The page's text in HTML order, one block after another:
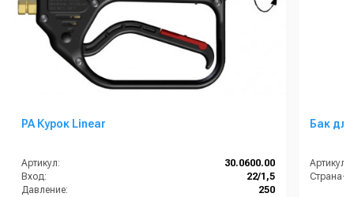
PA Курок Linear
Артикул:
30.0600.00
Вход:
22/1,5
Давление:
250
Бак
Артикул:
Страна-